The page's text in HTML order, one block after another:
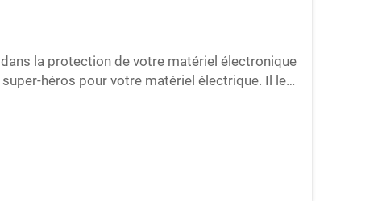
la protection de votre matériel électronique
héros pour votre matériel électrique. Il les
que chaque appareil reçoit...